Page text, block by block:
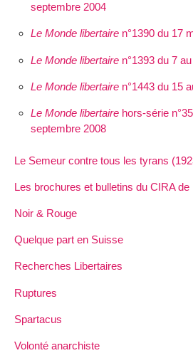
septembre 2004
Le Monde libertairen°1390 du 17
Le Monde libertairen°1393 du 7
Le Monde libertairen°1443 du 15
Le Monde libertairehors-série
septembre 2008
Le Semeur contre tous les tyrans
Les brochures et bulletins du CIRA de
Noir & Rouge
Quelque part en Suisse
Recherches Libertaires
Ruptures
Spartacus
Volonté anarchiste